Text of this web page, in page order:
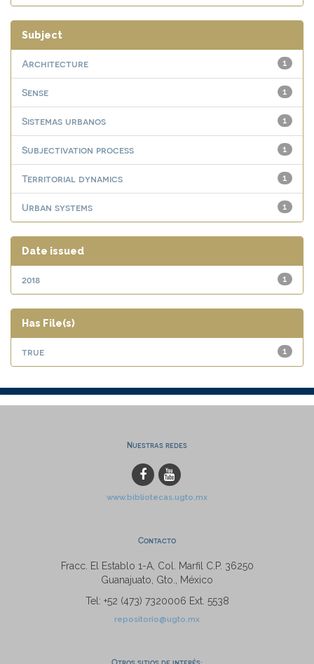
Subject
1
Architecture
1
Sense
1
Sistemas urbanos
1
Subjectivation process
1
Territorial dynamics
1
Urban systems
Date issued
1
2018
Has File(s)
1
true
Nuestras redes
www.bibliotecas.ugto.mx
Contacto
Fracc. El Establo 1-A, Col. Marfil C.P. 36250
Guanajuato, Gto., México
Tel: +52 (473) 7320006 Ext. 5538
repositorio@ugto.mx